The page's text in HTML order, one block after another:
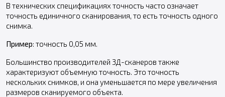
В технических спецификациях точность часто означает
точность единичного сканирования, то есть точность одного
снимка.
Пример: точность 0,05 мм.
Большинство производителей 3Д-сканеров также
характеризуют объемную точность. Это точность
нескольких снимков, и она уменьшается по мере увеличения
размеров сканируемого объекта.